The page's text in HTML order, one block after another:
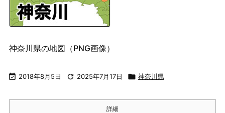
神奈川県の地図（PNG画像）
 2018年8月5日  2025年7月17日  神奈川県
詳細